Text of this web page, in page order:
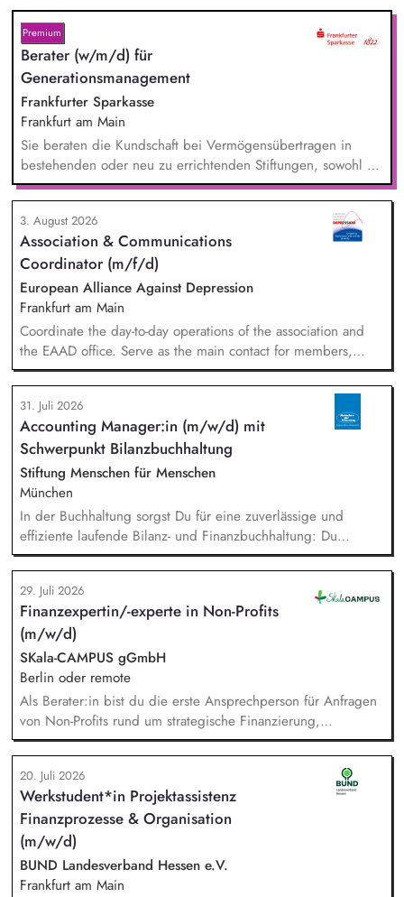
Premium
Berater (w/m/d) für
Generationsmanagement
Frankfurter Sparkasse
Frankfurt am Main
Sie beraten die Kundschaft bei Vermögensübertragen in
bestehenden oder neu zu errichtenden Stiftungen, sowohl zu
Lebzeiten als auch im Rahmen der Nachlassplanung. Sie
übernehmen eigenverantwortlich alle relevanten Aufgaben
bei der Testamentsvollstreckung und Nachlassverwaltung. Sie
wirken aktiv an Werbemaßnahmen im Stiftungs- und
Nachlassmanagement mit, auch in kreativer Hinsicht.
3. August 2026
Association & Communications
Coordinator (m/f/d)
European Alliance Against Depression
Frankfurt am Main
Coordinate the day-to-day operations of the association and
the EAAD office. Serve as the main contact for members,
partners and general enquiries. Support the Board of
Directors by organising meetings, preparing documents and
following up on decisions. Coordinate the association's
website, newsletters and social media. Support awareness
campaigns and communication activities. Coordinate and
develop EAAD's fundraising activities.
31. Juli 2026
Accounting Manager:in (m/w/d) mit
Schwerpunkt Bilanzbuchhaltung
Stiftung Menschen für Menschen
München
In der Buchhaltung sorgst Du für eine zuverlässige und
effiziente laufende Bilanz- und Finanzbuchhaltung: Du
bearbeitest Bankgeschäfte, Kreditoren und Debitoren,
wickelst den Zahlungsverkehr ab und unterstützt bei Lohn-
und Gehaltsabrechnung sowie im Steuer- und Meldewesen.
Zudem übernimmst Du eigenständig Abschlussarbeiten sowie
Kosten- und Leistungsrechnung und bringst Dich in
bereichsübergreifende Themen ein.
29. Juli 2026
Finanzexpertin/-experte in Non-Profits
(m/w/d)
SKala-CAMPUS gGmbH
Berlin oder remote
Als Berater:in bist du die erste Ansprechperson für Anfragen
von Non-Profits rund um strategische Finanzierung,
Finanzmanagement und Fundraising. Dabei entwickelst du
den gesamten Prozess von der Anfrage über
Angebotserstellung bis zur eigenverantwortlichen Umsetzung.
Auf Basis der jeweiligen Herausforderungen entwickelst du
passgenaue Beratungsprozesse und berätst Organisationen zu
zentralen Fragen ihrer finanziellen Steuerung und
strategischen Weiterentwicklung.
20. Juli 2026
Werkstudent*in Projektassistenz
Finanzprozesse & Organisation
(m/w/d)
BUND Landesverband Hessen e.V.
Frankfurt am Main